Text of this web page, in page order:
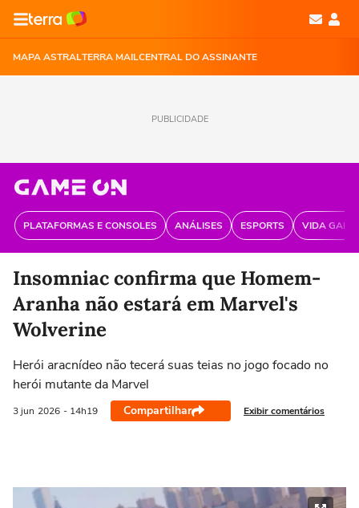
MAPA ASTRALTERRA MAILCENTRAL DO ASSINANTE
PUBLICIDADE
PLATAFORMAS E CONSOLES ANÁLISES ESPORTS VIDA
Insomniac confirma que Homem-
Aranha não estará em Marvel's
Wolverine
Herói aracnídeo não tecerá suas teias no jogo focado no
herói mutante da Marvel
3 jun 2026 - 14h19 Compartilhar Exibir comentários